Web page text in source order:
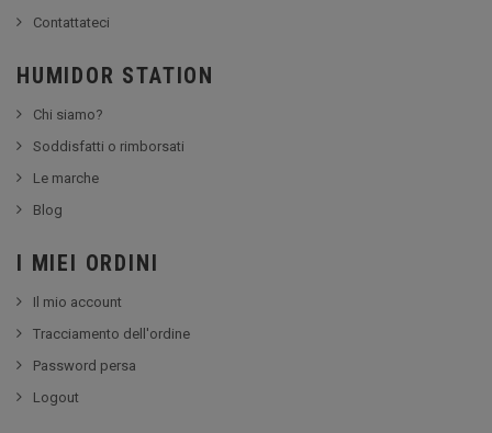
Contattateci
HUMIDOR STATION
Chi siamo?
Soddisfatti o rimborsati
Le marche
Blog
I MIEI ORDINI
Il mio account
Tracciamento dell'ordine
Password persa
Logout